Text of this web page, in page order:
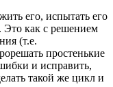
его, испытать его
Это как с решением
(т.е.
простенькие
и исправить,
такой же цикл и